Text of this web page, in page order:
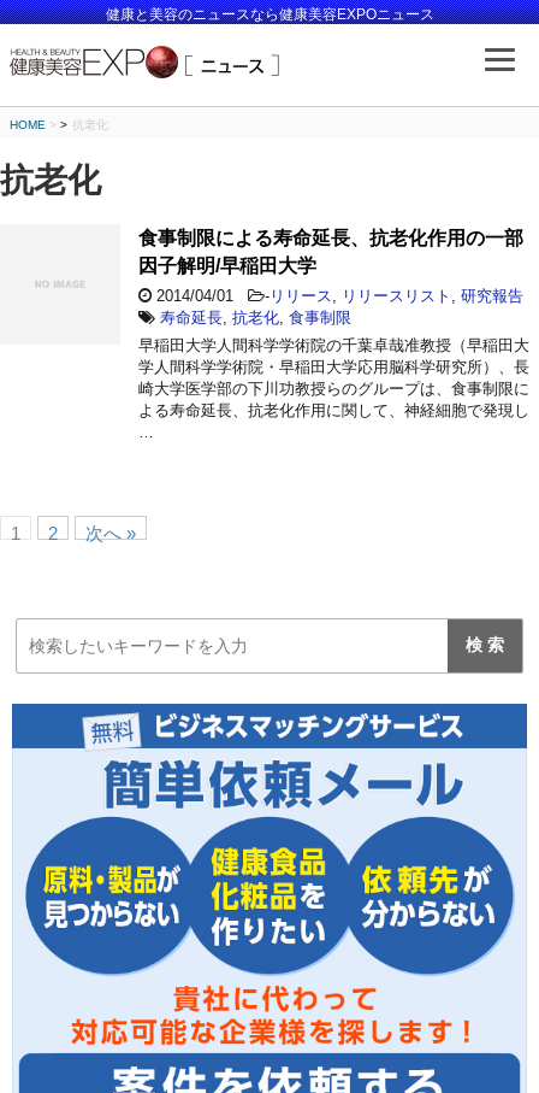
健康と美容のニュースなら健康美容EXPOニュース
HOME > 抗老化
抗老化
食事制限による寿命延長、抗老化作用の一部
因子解明/早稲田大学
2014/04/01 - リリース リリースリスト
研究報告
寿命延長 抗老化 食事制限
早稲田大学人間科学学術院の千葉卓哉准教授（早稲田大
学人間科学学術院・早稲田大学応用脳科学研究所）、長
崎大学医学部の下川功教授らのグループは、食事制限に
よる寿命延長、抗老化作用に関して、神経細胞で発現し
1 2 次へ »